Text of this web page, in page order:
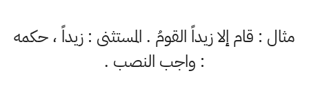
مثال : قام إلا زيداً القومُ . المستثنى : زيداً ، حكمه
: واجب النصب .